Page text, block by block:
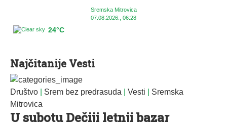
Sremska Mitrovica
07.08.2026., 06:28
24°C
Najčitanije Vesti
Društvo Srem bez predrasuda Vesti
Sremska
Mitrovica
U subotu Dečiji letnji bazar